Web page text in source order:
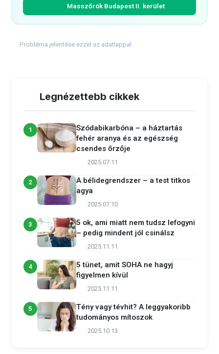
Masszőrök Budapest II. kerület
Probléma jelentése ezzel az adatlappal
Legnézettebb cikkek
1
Szódabikarbóna – a háztartás
fehér aranya és az egészség
csendes őrzője
2025.07.11
2
A bélidegrendszer – a test titkos
agya
2025.07.10
3
5 ok, ami miatt nem tudsz lefogyni
– pedig mindent jól csinálsz
2025.11.11
4
5 tünet, amit SOHA ne hagyj
figyelmen kívül
2025.11.11
5
Tény vagy tévhit? A leggyakoribb
tudományos mítoszok
2025.10.13